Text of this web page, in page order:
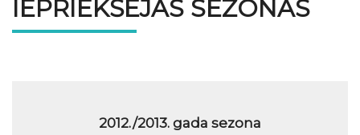
IEPRIEKŠĒJĀS SEZONAS
2012./2013. gada sezona